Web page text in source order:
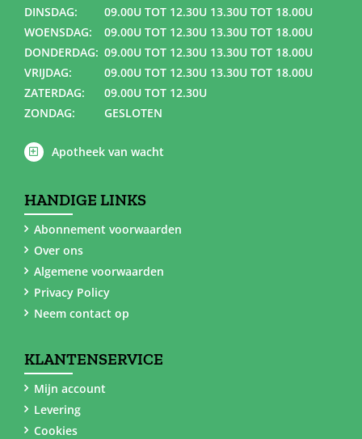
DINSDAG:
09.00U TOT 12.30U 13.30U TOT 18.00U
WOENSDAG:
09.00U TOT 12.30U 13.30U TOT 18.00U
DONDERDAG: 09.00U TOT 12.30U 13.30U TOT 18.00U
VRIJDAG:
09.00U TOT 12.30U 13.30U TOT 18.00U
ZATERDAG:
09.00U TOT 12.30U
ZONDAG:
GESLOTEN
Apotheek van wacht
HANDIGE LINKS
Abonnement voorwaarden
Over ons
Algemene voorwaarden
Privacy Policy
Neem contact op
KLANTENSERVICE
Mijn account
Levering
Cookies